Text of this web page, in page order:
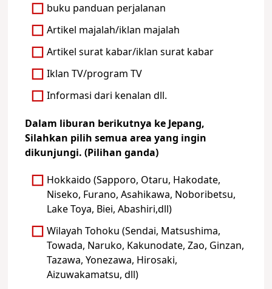
buku panduan perjalanan
Artikel majalah/iklan majalah
Artikel surat kabar/iklan surat kabar
Iklan TV/program TV
Informasi dari kenalan dll.
Dalam liburan berikutnya ke Jepang,
Silahkan pilih semua area yang ingin
dikunjungi. (Pilihan ganda)
Hokkaido (Sapporo, Otaru, Hakodate,
Niseko, Furano, Asahikawa, Noboribetsu,
Lake Toya, Biei, Abashiri,dll)
Wilayah Tohoku (Sendai, Matsushima,
Towada, Naruko, Kakunodate, Zao, Ginzan,
Tazawa, Yonezawa, Hirosaki,
Aizuwakamatsu, dll)